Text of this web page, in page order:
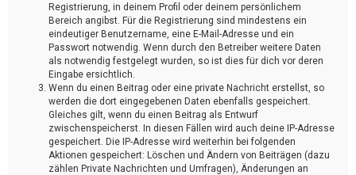
Registrierung, in deinem Profil oder deinem persönlichem
Bereich angibst. Für die Registrierung sind mindestens ein
eindeutiger Benutzername, eine E-Mail-Adresse und ein
Passwort notwendig. Wenn durch den Betreiber weitere Daten
als notwendig festgelegt wurden, so ist dies für dich vor deren
Eingabe ersichtlich.
Wenn du einen Beitrag oder eine private Nachricht erstellst, so
werden die dort eingegebenen Daten ebenfalls gespeichert.
Gleiches gilt, wenn du einen Beitrag als Entwurf
zwischenspeicherst. In diesen Fällen wird auch deine IP-Adresse
gespeichert. Die IP-Adresse wird weiterhin bei folgenden
Aktionen gespeichert: Löschen und Ändern von Beiträgen (dazu
zählen Private Nachrichten und Umfragen), Änderungen an